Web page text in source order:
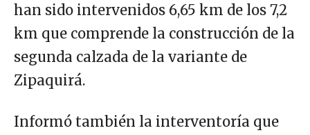
han sido intervenidos 6,65 km de los 7,2
km que comprende la construcción de la
segunda calzada de la variante de
Zipaquirá.
Informó también la interventoría que